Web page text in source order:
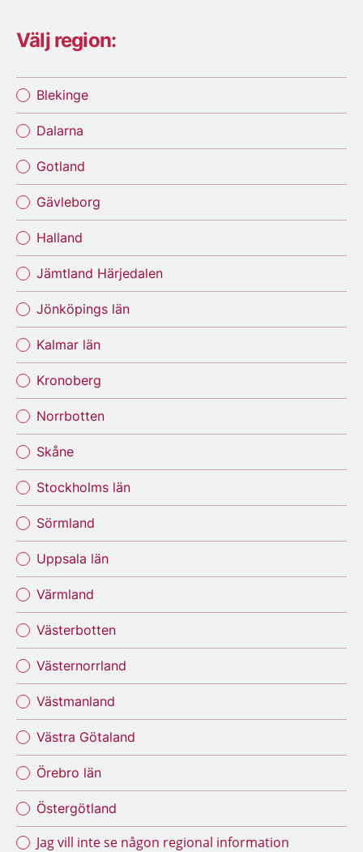
Välj region:
Blekinge
Dalarna
Gotland
Gävleborg
Halland
Jämtland Härjedalen
Jönköpings län
Kalmar län
Kronoberg
Norrbotten
Skåne
Stockholms län
Sörmland
Uppsala län
Värmland
Västerbotten
Västernorrland
Västmanland
Västra Götaland
Örebro län
Östergötland
Jag vill inte se någon regional information